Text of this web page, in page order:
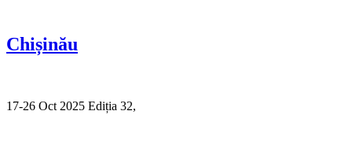
Chișinău
17-26 Oct 2025 Ediția 32,